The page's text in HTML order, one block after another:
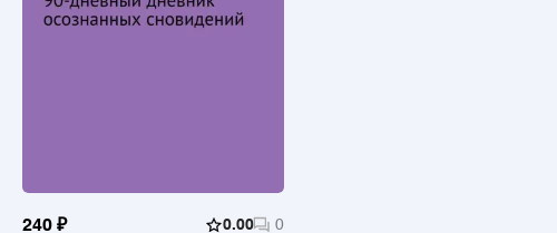
240 ₽ 0.00 0